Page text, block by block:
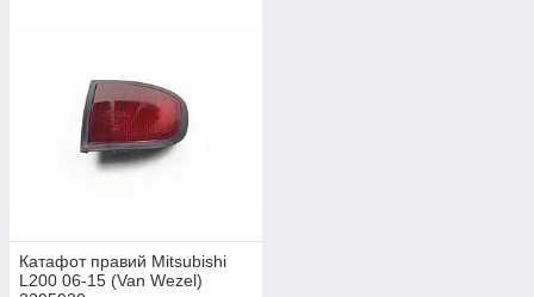
Катафот правий Mitsubishi
L200 06-15 (Van Wezel)